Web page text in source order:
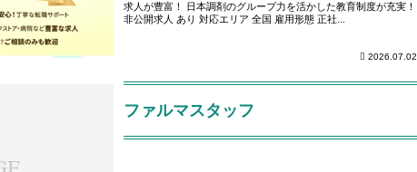
求人が豊富！ 日本調剤のグループ力を活かした教育制度が充実！
非公開求人 あり 対応エリア 全国 雇用形態 正社...
2026.07.02
ファルマスタッフ